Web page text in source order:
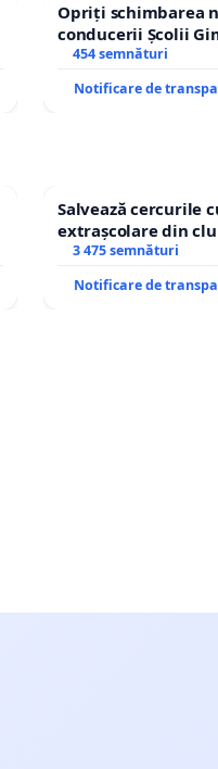
Opriți schimbarea
conducerii Școlii
454 semnături
Notificare de
Salvează cercurile
extrașcolare din
copiilor
3 475 semnături
Notificare de